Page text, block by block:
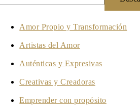
Amor Propio y Transformación
Artistas del Amor
Auténticas y Expresivas
Creativas y Creadoras
Emprender con propósito